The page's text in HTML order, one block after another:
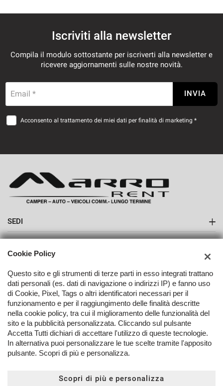
Iscriviti alla newsletter
Compila il modulo sottostante per iscriverti alla newsletter e
ricevere aggiornamenti sulle nostre novità.
Email * INVIA
Acconsento al trattamento dei miei dati per finalità di marketing *
SEDI
Sede di Boves
AZIENDA
TORNA IN CIMA
Copyright © 2026 Marro Automobili Srl - P.IVA 03096250042 -Leggi
l'informativa sulla privacy -Cookie Policy
Cookie Policy
Questo sito e gli strumenti di terze parti in esso integrati trattano
dati personali (es. dati di navigazione o indirizzi IP) e fanno uso
di Cookie, Pixel, Tags o altri identificatori necessari per il
funzionamento e per il raggiungimento delle finalità descritte
nella cookie policy, tra cui il miglioramento delle funzionalità del
sito e la pubblicità personalizzata. Cliccando sul pulsante
Accetta Tutti dichiari di accettare l'utilizzo di queste tecnologie.
In alternativa puoi personalizzare le tue scelte tramite l'apposito
pulsante. Scopri di più e personalizza.
Scopri di più e personalizza